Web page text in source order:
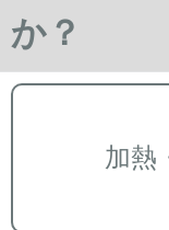
か？
加熱